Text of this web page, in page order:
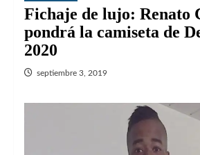
Fichaje de lujo: Renato
pondrá la camiseta de
2020
septiembre 3, 2019